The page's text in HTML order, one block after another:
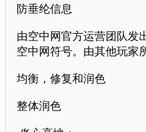
防垂纶信息
由空中网官方运营团队发
空中网符号。由其他玩家
均衡，修复和润色
整体润色